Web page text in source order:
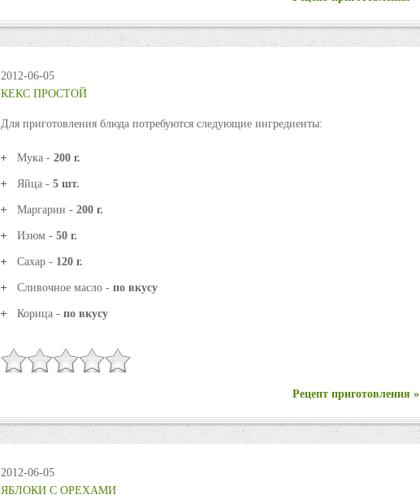
2012-06-05
КЕКС ПРОСТОЙ
Для приготовления блюда потребуются следующие ингредиенты:
Мука - 200 г.
Яйца - 5 шт.
Маргарин - 200 г.
Изюм - 50 г.
Сахар - 120 г.
Сливочное масло - по вкусу
Корица - по вкусу
Рецепт приготовления »
2012-06-05
ЯБЛОКИ С ОРЕХАМИ